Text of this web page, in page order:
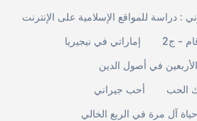
: دراسة للمواقع الإسلامية على الإنترنت
إماراتي في نيجيريا
- ج2
في أصول الدين
أحب جيراني
الحب
حياة آل مرة في الربع الخالي